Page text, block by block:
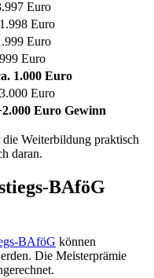
Euro
Euro
Euro
Euro
1.000 Euro
Euro
Euro Gewinn
Weiterbildung praktisch
daran.
BAföG
BAföG können
Die Meisterprämie